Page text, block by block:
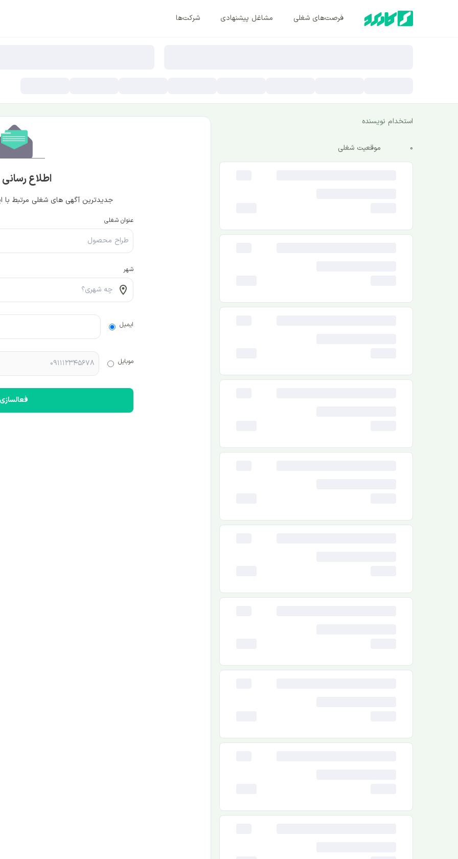
فرصت‌های شغلی مشاغل پیشنهادی شرکت‌ها
استخدام نویسنده
0 موقعیت شغلی
اطلاع
جدیدترین آگهی های شغلی مرتبط با
عنوان شغلی
شهر
ایمیل
موبایل
فعالسازی